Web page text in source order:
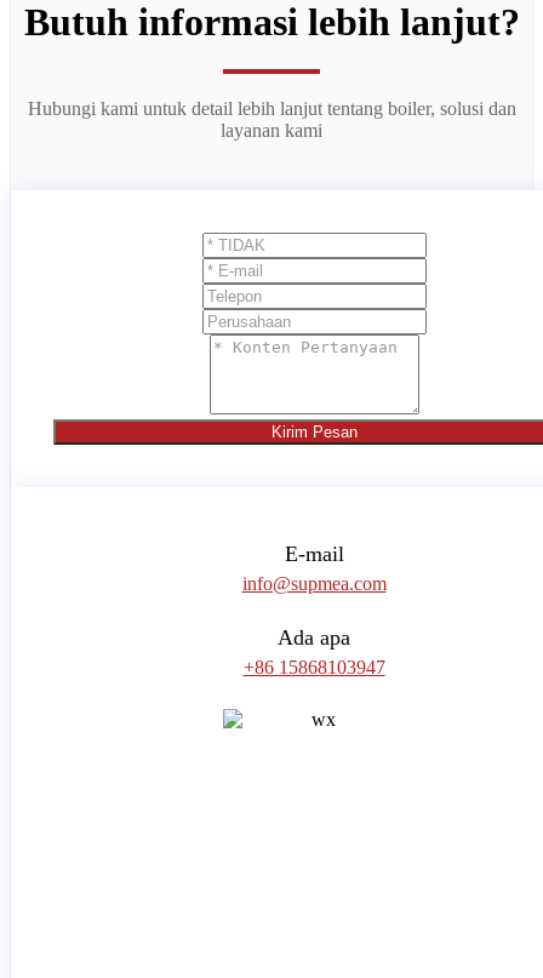
Butuh informasi lebih lanjut?
Hubungi kami untuk detail lebih lanjut tentang boiler, solusi dan
layanan kami
Kirim Pesan
E-mail
info@supmea.com
Ada apa
+86 15868103947